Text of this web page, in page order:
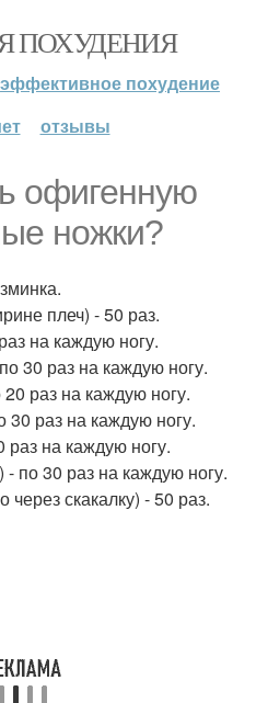
ПОХУДЕНИЯ
эффективное похудение
отзывы
офигенную
ножки?
плеч) - 50 раз.
на каждую ногу.
30 раз на каждую ногу.
раз на каждую ногу.
30 раз на каждую ногу.
на каждую ногу.
по 30 раз на каждую ногу.
скакалку) - 50 раз.